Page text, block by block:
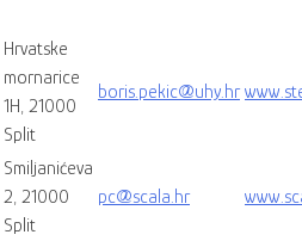
Hrvatske
mornarice
1H, 21000
Split
boris.pekic@uhy.hr
Smiljanićeva
2, 21000
Split
pc@scala.hr